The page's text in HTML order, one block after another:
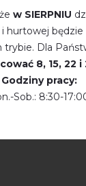
гарно!
(bialy)
w SIERPNIU
hurtowej będzie
trybie. Dla
8, 15, 22
Godziny pracy:
Sob.: 8:30-